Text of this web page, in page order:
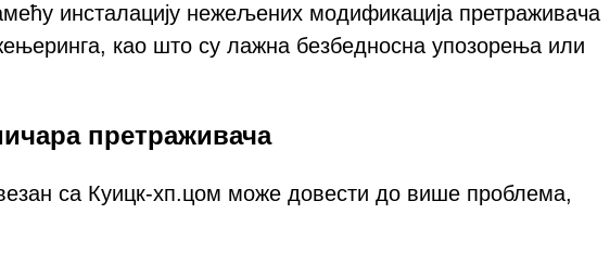
инсталацију нежељених модификација претраживача
као што су лажна безбедносна упозорења или
претраживача
са Куицк-хп.цом може довести до више проблема,